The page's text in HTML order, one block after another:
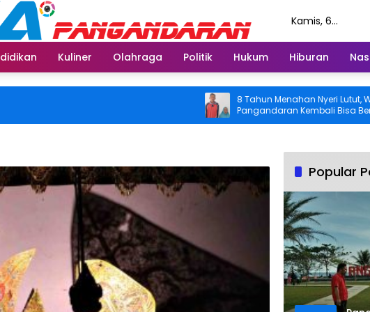
Kamis, 6
Kuliner Olahraga Politik Hukum Hiburan
8 Tahun Menahan Nyeri Lutut, Warga
Pangandaran Kembali Bisa
Usai Operasi Gratis Ditanggung BPJS
Popular